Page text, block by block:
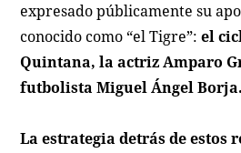
expresado públicamente su
conocido como “el Tigre”:el
Quintana, la actriz Amparo
futbolista Miguel Ángel Borja.
La estrategia detrás de estos